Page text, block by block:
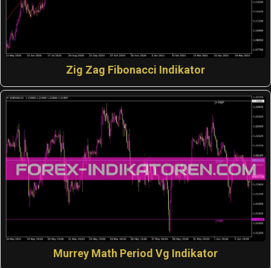
Zig Zag Fibonacci Indikator
Murrey Math Period Vg Indikator